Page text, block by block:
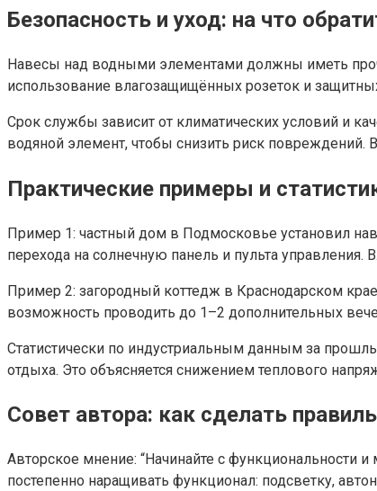
Безопасность и уход: на что
Навесы над водными элементами должны иметь
использование влагозащищённых розеток и
Срок службы зависит от климатических условий и
водяной элемент, чтобы снизить риск
Практические примеры и
Пример 1: частный дом в Подмосковье установил
перехода на солнечную панель и пульта управления.
Пример 2: загородный коттедж в Краснодарском
возможность проводить до 1–2 дополнительных
Статистически по индустриальным данным за
отдыха. Это объясняется снижением теплового
Совет автора: как сделать
Авторское мнение: “Начинайте с функциональности
постепенно наращивать функционал: подсветку,